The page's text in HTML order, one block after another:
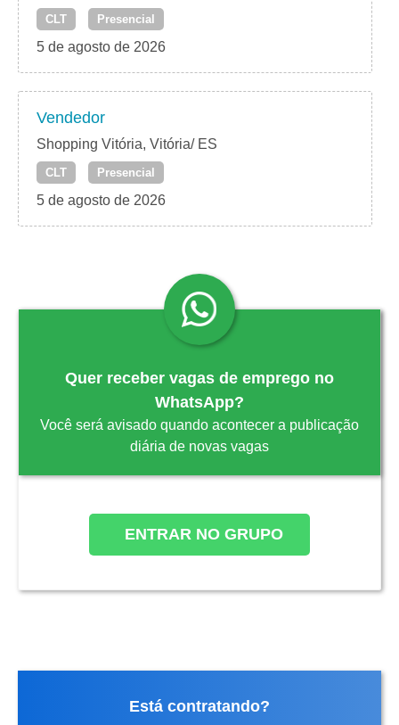
CLT Presencial
5 de agosto de 2026
Vendedor
Shopping Vitória, Vitória/ ES
CLT Presencial
5 de agosto de 2026
Quer receber vagas de emprego no
WhatsApp?
Você será avisado quando acontecer a publicação
diária de novas vagas
ENTRAR NO GRUPO
Está contratando?